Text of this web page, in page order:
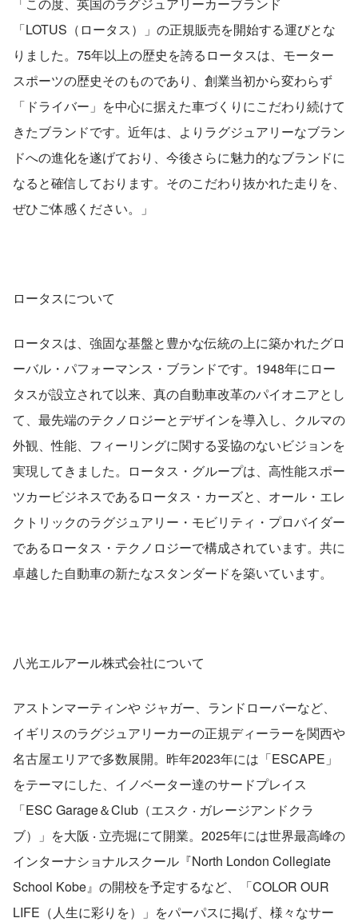
「LOTUS（ロータス）」の正規販売を開始する運びとな
りました。75年以上の歴史を誇るロータスは、モーター
スポーツの歴史そのものであり、創業当初から変わらず
「ドライバー」を中心に据えた車づくりにこだわり続けて
きたブランドです。近年は、よりラグジュアリーなブラン
ドへの進化を遂げており、今後さらに魅力的なブランドに
なると確信しております。そのこだわり抜かれた走りを、
ぜひご体感ください。」
ロータスについて
ロータスは、強固な基盤と豊かな伝統の上に築かれたグロ
ーバル・パフォーマンス・ブランドです。1948年にロー
タスが設立されて以来、真の自動車改革のパイオニアとし
て、最先端のテクノロジーとデザインを導入し、クルマの
外観、性能、フィーリングに関する妥協のないビジョンを
実現してきました。ロータス・グループは、高性能スポー
ツカービジネスであるロータス・カーズと、オール・エレ
クトリックのラグジュアリー・モビリティ・プロバイダー
であるロータス・テクノロジーで構成されています。共に
卓越した自動車の新たなスタンダードを築いています。
八光エルアール株式会社について
アストンマーティンや ジャガー、ランドローバーなど、
イギリスのラグジュアリーカーの正規ディーラーを関西や
名古屋エリアで多数展開。昨年2023年には「ESCAPE」
をテーマにした、イノベーター達のサードプレイス
「ESC Garage＆Club（エスク ‧ ガレージアンドクラ
ブ）」を大阪 ‧ 立売堀にて開業。2025年には世界最高峰の
インターナショナルスクール『North London Collegiate
School Kobe』の開校を予定するなど、「COLOR OUR
LIFE（人生に彩りを）」をパーパスに掲げ、様々なサー